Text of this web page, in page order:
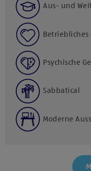
Aus- und
Betriebliches
Psychische
Sabbatical
Moderne